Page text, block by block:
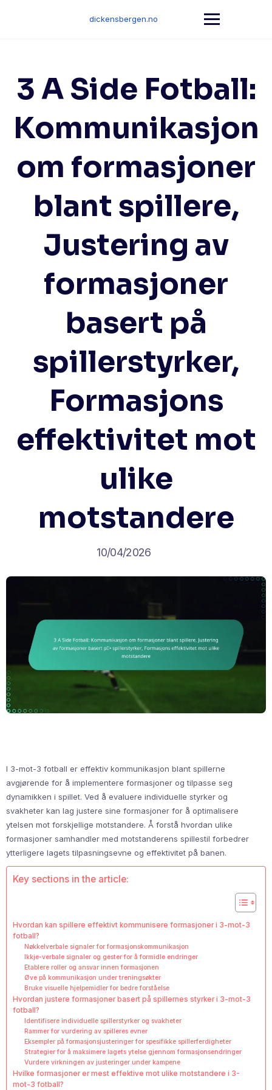
dickensbergen.no
3 A Side Fotball:
Kommunikasjon
om formasjoner
blant spillere,
Justering av
formasjoner
basert på
spillerstyrker,
Formasjons
effektivitet mot
ulike
motstandere
10/04/2026
I 3-mot-3 fotball er effektiv kommunikasjon blant spillerne
avgjørende for å implementere formasjoner og tilpasse seg
dynamikken i spillet. Ved å evaluere individuelle styrker og
svakheter kan lag justere sine formasjoner for å optimalisere
ytelsen mot forskjellige motstandere. Å forstå hvordan ulike
formasjoner samhandler med motstanderens spillestil forbedrer
ytterligere lagets tilpasningsevne og effektivitet på banen.
Key sections in the article:
Hvordan kan spillere effektivt kommunisere formasjoner i 3-mot-3
fotball?
Nøkkelverbale signaler for formasjonskommunikasjon
Ikkje-verbale signaler og gester for å formidle endringer
Etablere roller og ansvar innen formasjonen
Øve på kommunikasjon under treningsøkter
Bruke visuelle hjelpemidler for bedre forståelse
Hvordan justere formasjoner basert på spillernes styrker i 3-mot-3
fotball?
Identifisere individuelle spillerstyrker og svakheter
Rammer for vurdering av spilleres evner
Eksempler på formasjonsjusteringer for spesifikke spillerferdigheter
Strategier for å maksimere lagets ytelse gjennom formasjonsendringer
Vurdere virkningen av justeringer under kampene
Hvilke formasjoner er mest effektive mot ulike motstandere i 3-
mot-3 fotball?